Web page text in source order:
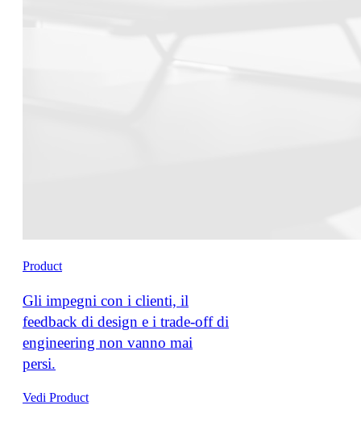
Product
Gli impegni con i clienti, il
feedback di design e i trade-off di
engineering non vanno mai
persi.
Vedi Product